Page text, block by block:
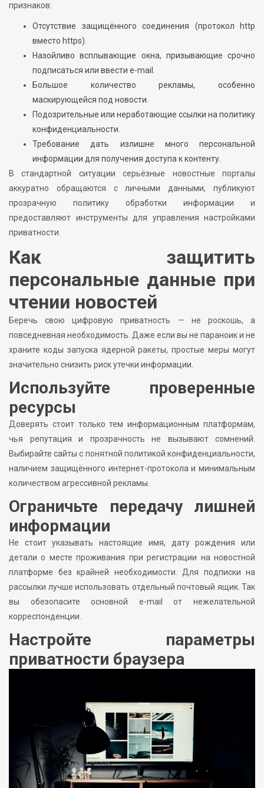
признаков:
Отсутствие защищённого соединения (протокол http
вместо https).
Назойливо всплывающие окна, призывающие срочно
подписаться или ввести e-mail.
Большое количество рекламы, особенно
маскирующейся под новости.
Подозрительные или неработающие ссылки на политику
конфиденциальности.
Требование дать излишне много персональной
информации для получения доступа к контенту.
В стандартной ситуации серьёзные новостные порталы
аккуратно обращаются с личными данными, публикуют
прозрачную политику обработки информации и
предоставляют инструменты для управления настройками
приватности.
Как защитить
персональные данные при
чтении новостей
Беречь свою цифровую приватность — не роскошь, а
повседневная необходимость. Даже если вы не параноик и не
храните коды запуска ядерной ракеты, простые меры могут
значительно снизить риск утечки информации.
Используйте проверенные
ресурсы
Доверять стоит только тем информационным платформам,
чья репутация и прозрачность не вызывают сомнений.
Выбирайте сайты с понятной политикой конфиденциальности,
наличием защищённого интернет-протокола и минимальным
количеством агрессивной рекламы.
Ограничьте передачу лишней
информации
Не стоит указывать настоящие имя, дату рождения или
детали о месте проживания при регистрации на новостной
платформе без крайней необходимости. Для подписки на
рассылки лучше использовать отдельный почтовый ящик. Так
вы обезопасите основной e-mail от нежелательной
корреспонденции.
Настройте параметры
приватности браузера